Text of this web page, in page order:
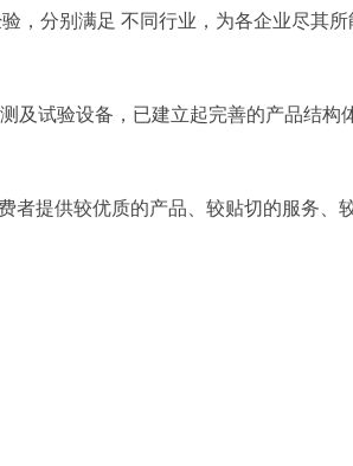
，分别满足 不同行业，为各企业尽其所
及试验设备，已建立起完善的产品结构
者提供较优质的产品、较贴切的服务、